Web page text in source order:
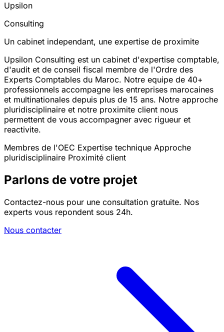
Upsilon
Consulting
Un cabinet independant, une expertise de proximite
Upsilon Consulting est un cabinet d'expertise comptable,
d'audit et de conseil fiscal membre de l'Ordre des
Experts Comptables du Maroc. Notre equipe de 40+
professionnels accompagne les entreprises marocaines
et multinationales depuis plus de 15 ans. Notre approche
pluridisciplinaire et notre proximite client nous
permettent de vous accompagner avec rigueur et
reactivite.
Membres de l'OEC Expertise technique Approche
pluridisciplinaire Proximité client
Parlons de votre projet
Contactez-nous pour une consultation gratuite. Nos
experts vous repondent sous 24h.
Nous contacter